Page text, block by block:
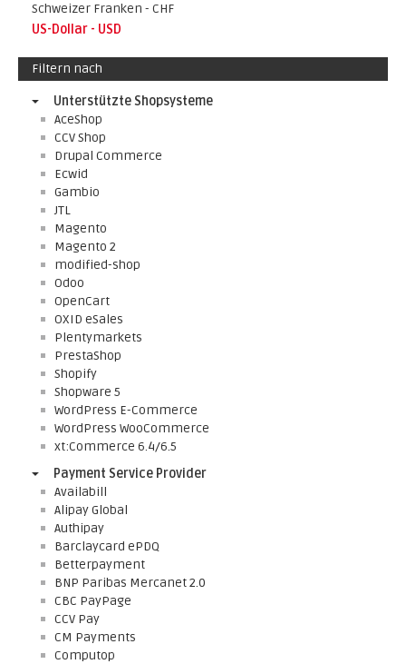
Schweizer Franken - CHF
US-Dollar - USD
Filtern nach
Unterstützte Shopsysteme
AceShop
CCV Shop
Drupal Commerce
Ecwid
Gambio
JTL
Magento
Magento 2
modified-shop
Odoo
OpenCart
OXID eSales
Plentymarkets
PrestaShop
Shopify
Shopware 5
WordPress E-Commerce
WordPress WooCommerce
xt:Commerce 6.4/6.5
Payment Service Provider
Availabill
Alipay Global
Authipay
Barclaycard ePDQ
Betterpayment
BNP Paribas Mercanet 2.0
CBC PayPage
CCV Pay
CM Payments
Computop